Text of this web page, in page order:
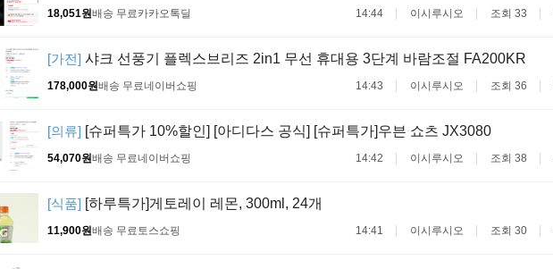
18,051원배송 무료카카오톡딜 14:44 이시루시오 조회 33
[가전] 샤크 선풍기 플렉스브리즈 2in1 무선 휴대용 3단계 바람조절 FA200KR
178,000원배송 무료네이버쇼핑 14:43 이시루시오 조회 36
[의류] [슈퍼특가 10%할인] [아디다스 공식] [슈퍼특가]우븐 쇼츠 JX3080
54,070원배송 무료네이버쇼핑 14:42 이시루시오 조회 38
[식품] [하루특가]게토레이 레몬, 300ml, 24개
11,900원배송 무료토스쇼핑 14:41 이시루시오 조회 30